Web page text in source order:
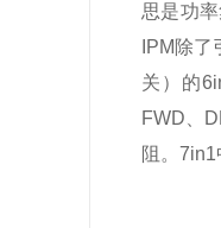
思是功
IPM除
关）的
FWD、
阻。